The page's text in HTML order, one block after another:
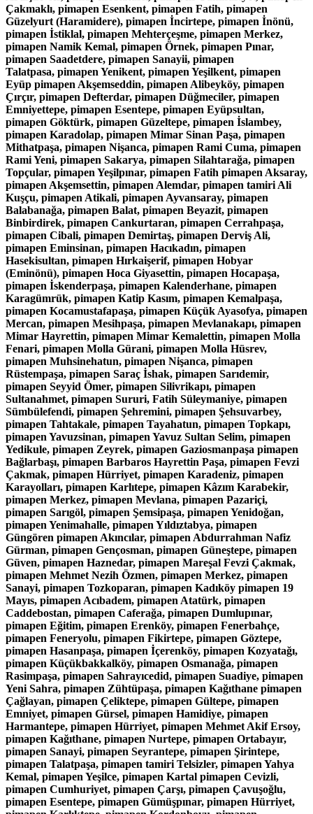
Çakmaklı, pimapen Esenkent, pimapen Fatih, pimapen
Güzelyurt (Haramidere), pimapen İncirtepe, pimapen İnönü,
pimapen İstiklal, pimapen Mehterçeşme, pimapen Merkez,
pimapen Namik Kemal, pimapen Örnek, pimapen Pınar,
pimapen Saadetdere, pimapen Sanayii, pimapen
Talatpasa, pimapen Yenikent, pimapen Yeşilkent, pimapen
Eyüp pimapen Akşemseddin, pimapen Alibeyköy, pimapen
Çırçır, pimapen Defterdar, pimapen Düğmeciler, pimapen
Emniyettepe, pimapen Esentepe, pimapen Eyüpsultan,
pimapen Göktürk, pimapen Güzeltepe, pimapen İslambey,
pimapen Karadolap, pimapen Mimar Sinan Paşa, pimapen
Mithatpaşa, pimapen Nişanca, pimapen Rami Cuma, pimapen
Rami Yeni, pimapen Sakarya, pimapen Silahtarağa, pimapen
Topçular, pimapen Yeşilpınar, pimapen Fatih pimapen Aksaray,
pimapen Akşemsettin, pimapen Alemdar, pimapen tamiri Ali
Kuşçu, pimapen Atikali, pimapen Ayvansaray, pimapen
Balabanağa, pimapen Balat, pimapen Beyazit, pimapen
Binbirdirek, pimapen Cankurtaran, pimapen Cerrahpaşa,
pimapen Cibali, pimapen Demirtaş, pimapen Derviş Ali,
pimapen Eminsinan, pimapen Hacıkadın, pimapen
Hasekisultan, pimapen Hırkaişerif, pimapen Hobyar
(Eminönü), pimapen Hoca Giyasettin, pimapen Hocapaşa,
pimapen İskenderpaşa, pimapen Kalenderhane, pimapen
Karagümrük, pimapen Katip Kasım, pimapen Kemalpaşa,
pimapen Kocamustafapaşa, pimapen Küçük Ayasofya, pimapen
Mercan, pimapen Mesihpaşa, pimapen Mevlanakapı, pimapen
Mimar Hayrettin, pimapen Mimar Kemalettin, pimapen Molla
Fenari, pimapen Molla Gürani, pimapen Molla Hüsrev,
pimapen Muhsinehatun, pimapen Nişanca, pimapen
Rüstempaşa, pimapen Saraç İshak, pimapen Sarıdemir,
pimapen Seyyid Ömer, pimapen Silivrikapı, pimapen
Sultanahmet, pimapen Sururi, Fatih Süleymaniye, pimapen
Sümbülefendi, pimapen Şehremini, pimapen Şehsuvarbey,
pimapen Tahtakale, pimapen Tayahatun, pimapen Topkapı,
pimapen Yavuzsinan, pimapen Yavuz Sultan Selim, pimapen
Yedikule, pimapen Zeyrek, pimapen Gaziosmanpaşa pimapen
Bağlarbaşı, pimapen Barbaros Hayrettin Paşa, pimapen Fevzi
Çakmak, pimapen Hürriyet, pimapen Karadeniz, pimapen
Karayolları, pimapen Karlıtepe, pimapen Kâzım Karabekir,
pimapen Merkez, pimapen Mevlana, pimapen Pazariçi,
pimapen Sarıgöl, pimapen Şemsipaşa, pimapen Yenidoğan,
pimapen Yenimahalle, pimapen Yıldıztabya, pimapen
Güngören pimapen Akıncılar, pimapen Abdurrahman Nafiz
Gürman, pimapen Gençosman, pimapen Güneştepe, pimapen
Güven, pimapen Haznedar, pimapen Mareşal Fevzi Çakmak,
pimapen Mehmet Nezih Özmen, pimapen Merkez, pimapen
Sanayi, pimapen Tozkoparan, pimapen Kadıköy pimapen 19
Mayıs, pimapen Acıbadem, pimapen Atatürk, pimapen
Caddebostan, pimapen Caferağa, pimapen Dumlupınar,
pimapen Eğitim, pimapen Erenköy, pimapen Fenerbahçe,
pimapen Feneryolu, pimapen Fikirtepe, pimapen Göztepe,
pimapen Hasanpaşa, pimapen İçerenköy, pimapen Kozyatağı,
pimapen Küçükbakkalköy, pimapen Osmanağa, pimapen
Rasimpaşa, pimapen Sahrayıcedid, pimapen Suadiye, pimapen
Yeni Sahra, pimapen Zühtüpaşa, pimapen Kağıthane pimapen
Çağlayan, pimapen Çeliktepe, pimapen Gültepe, pimapen
Emniyet, pimapen Gürsel, pimapen Hamidiye, pimapen
Harmantepe, pimapen Hürriyet, pimapen Mehmet Akif Ersoy,
pimapen Kağıthane, pimapen Nurtepe, pimapen Ortabayır,
pimapen Sanayi, pimapen Seyrantepe, pimapen Şirintepe,
pimapen Talatpaşa, pimapen tamiri Telsizler, pimapen Yahya
Kemal, pimapen Yeşilce, pimapen Kartal pimapen Cevizli,
pimapen Cumhuriyet, pimapen Çarşı, pimapen Çavuşoğlu,
pimapen Esentepe, pimapen Gümüşpınar, pimapen Hürriyet,